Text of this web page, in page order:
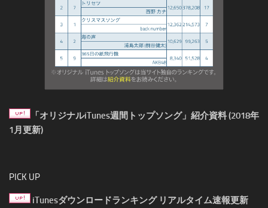
「オリジナルiTunes週間トップソング」紹介資料 (2018年
1月更新)
PICK UP
iTunesダウンロードランキング リアルタイム速報更新